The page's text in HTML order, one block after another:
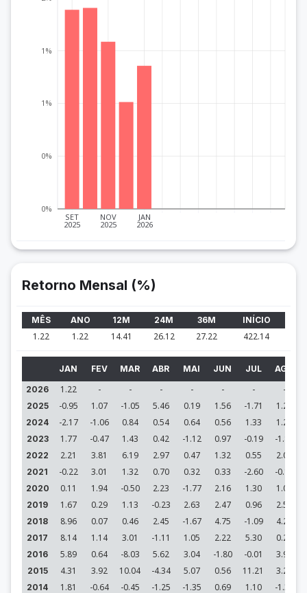
SET
2025
NOV
2025
JAN
2026
0%
0%
1%
1%
Retorno Mensal (%)
MÊS ANO 12M 24M 36M INÍCIO
1.22 1.22 14.41 26.12 27.22 422.14
JAN FEV MAR ABR MAI JUN JUL AGO
2026
1.22 - - - - - - -
2025 -0.95 1.07 -1.05 5.46 0.19 1.56 -1.71 1.21
2024 -2.17 -1.06 0.84 0.54 0.64 0.56 1.33 1.24
2023 1.77 -0.47 1.43 0.42 -1.12 0.97 -0.19 -1.81
2022 2.21 3.81 6.19 2.97 0.47 1.32 0.55 2.00
2021 -0.22 3.01 1.32 0.70 0.32 0.33 -2.60 -0.14
2020 0.11 1.94 -0.50 2.23 -1.77 2.16 1.30 1.03
2019 1.67 0.29 1.13 -0.23 2.63 2.47 0.96 2.55
2018 8.96 0.07 0.46 2.45 -1.67 4.75 -1.09 4.22
2017 8.14 1.14 3.01 -1.11 1.05 2.22 5.30 0.25
2016 5.89 0.64 -8.03 5.62 3.04 -1.80 -0.01 3.94
2015 4.31 3.92 10.04 -4.34 5.07 0.56 11.21 3.24
2014 1.81 -0.64 -0.45 -1.25 -1.35 0.69 1.10 -1.39